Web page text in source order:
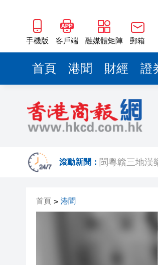
手機版 客戶端 融媒體矩陣 郵箱
首頁 港聞 財經 證
滾動新聞：
50餘位頂尖專
梁振英率港區
山東26戶省屬
瀋陽鐵西校園
黎智英案｜吳
海南澄邁文儒
梁振英率港
2025年海南
首頁 > 港聞